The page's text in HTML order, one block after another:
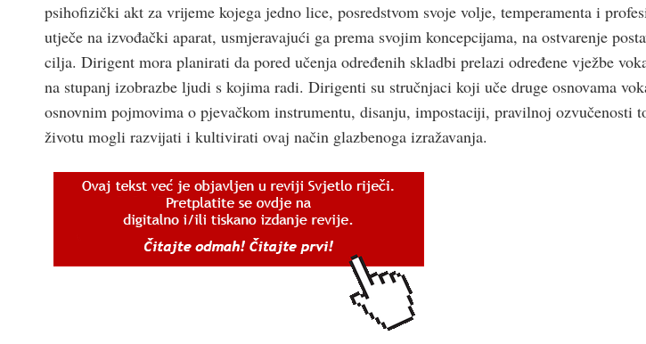
psihofizički akt za vrijeme kojega jedno lice, posredstvom svoje volje, temperamenta i
utječe na izvođački aparat, usmjeravajući ga prema svojim koncepcijama, na ostvarenje
cilja. Dirigent mora planirati da pored učenja određenih skladbi prelazi određene vježbe
na stupanj izobrazbe ljudi s kojima radi. Dirigenti su stručnjaci koji uče druge osnovama
osnovnim pojmovima o pjevačkom instrumentu, disanju, impostaciji, pravilnoj ozvučenosti
životu mogli razvijati i kultivirati ovaj način glazbenoga izražavanja.